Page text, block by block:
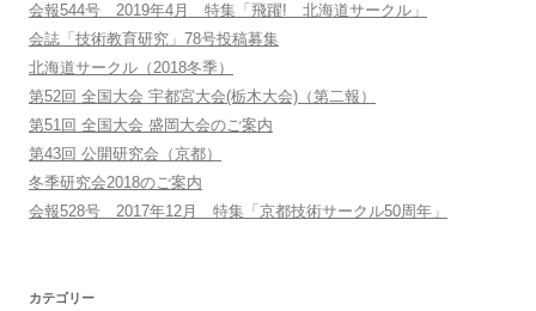
会報544号 2019年4月 特集「飛躍! 北海道サークル」
会誌「技術教育研究」78号投稿募集
北海道サークル（2018冬季）
第52回 全国大会 宇都宮大会(栃木大会)（第二報）
第51回 全国大会 盛岡大会のご案内
第43回 公開研究会（京都）
冬季研究会2018のご案内
会報528号 2017年12月 特集「京都技術サークル50周年」
カテゴリー